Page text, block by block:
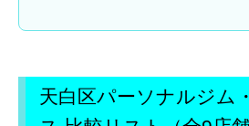
天白区パーソナルジム